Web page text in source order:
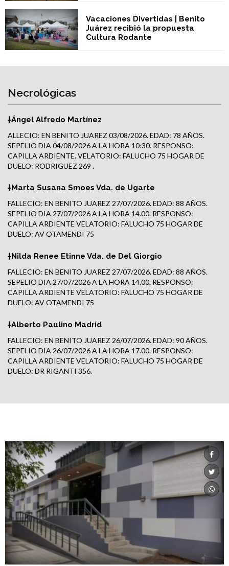
Vacaciones Divertidas | Benito
Juárez recibió la propuesta
Cultura Rodante
Necrológicas
†Ángel Alfredo Martínez
ALLECIO: EN BENITO JUAREZ 03/08/2026. EDAD: 78 AÑOS.
SEPELIO DIA 04/08/2026 A LA HORA 10:30. RESPONSO:
CAPILLA ARDIENTE. VELATORIO: FALUCHO 75 HOGAR DE
DUELO: RODRIGUEZ 269 .
†Marta Susana Smoes Vda. de Ugarte
FALLECIO: EN BENITO JUAREZ 27/07/2026. EDAD: 88 AÑOS.
SEPELIO DIA 27/07/2026 A LA HORA 14.00. RESPONSO:
CAPILLA ARDIENTE VELATORIO: FALUCHO 75 HOGAR DE
DUELO: AV OTAMENDI 75
†Nilda Renee Etinne Vda. de Del Giorgio
FALLECIO: EN BENITO JUAREZ 27/07/2026. EDAD: 88 AÑOS.
SEPELIO DIA 27/07/2026 A LA HORA 14.00. RESPONSO:
CAPILLA ARDIENTE VELATORIO: FALUCHO 75 HOGAR DE
DUELO: AV OTAMENDI 75
†Alberto Paulino Madrid
FALLECIO: EN BENITO JUAREZ 26/07/2026. EDAD: 90 AÑOS.
SEPELIO DIA 26/07/2026 A LA HORA 17.00. RESPONSO:
CAPILLA ARDIENTE VELATORIO: FALUCHO 75 HOGAR DE
DUELO: DR RIGANTI 356.